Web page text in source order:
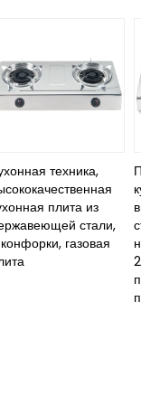
техника,
плита из
стали,
газовая